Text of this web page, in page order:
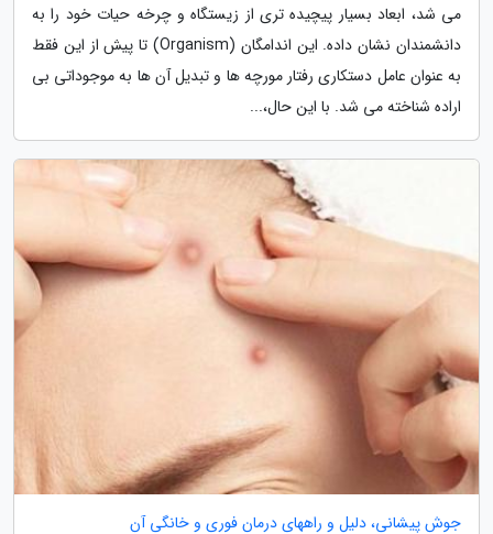
می شد، ابعاد بسیار پیچیده تری از زیستگاه و چرخه حیات خود را به
دانشمندان نشان داده. این اندامگان (Organism) تا پیش از این فقط
به عنوان عامل دستکاری رفتار مورچه ها و تبدیل آن ها به موجوداتی بی
اراده شناخته می شد. با این حال،...
جوش پیشانی، دلیل و راههای درمان فوری و خانگی آن